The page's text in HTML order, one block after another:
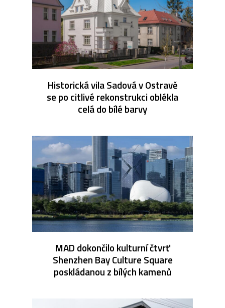
Historická vila Sadová v Ostravě
se po citlivé rekonstrukci oblékla
celá do bílé barvy
MAD dokončilo kulturní čtvrť
Shenzhen Bay Culture Square
poskládanou z bílých kamenů